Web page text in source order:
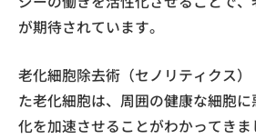
が期待されています。
老化細胞除去術（セノリティクス
た老化細胞は、周囲の健康な細胞
化を加速させることがわかってき